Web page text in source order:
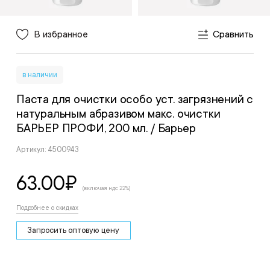
В избранное Сравнить
в наличии
Паста для очистки особо уст. загрязнений с
натуральным абразивом макс. очистки
БАРЬЕР ПРОФИ, 200 мл. / Барьер
Артикул: 4500943
63.00₽ (включая ндс 22%)
Подробнее о скидках
Запросить оптовую цену